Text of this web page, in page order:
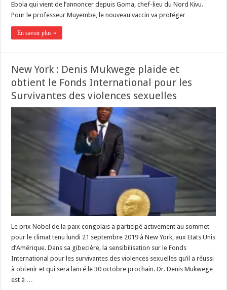
Ebola qui vient de l’annoncer depuis Goma, chef-lieu du Nord Kivu.
Pour le professeur Muyembe, le nouveau vaccin va protéger …
En savoir plus »
New York : Denis Mukwege plaide et
obtient le Fonds International pour les
Survivantes des violences sexuelles
Le prix Nobel de la paix congolais a participé activement au sommet
pour le climat tenu lundi 21 septembre 2019 à New York, aux Etats Unis
d’Amérique. Dans sa gibecière, la sensibilisation sur le Fonds
International pour les survivantes des violences sexuelles qu’il a réussi
à obtenir et qui sera lancé le 30 octobre prochain. Dr. Denis Mukwege
est à …